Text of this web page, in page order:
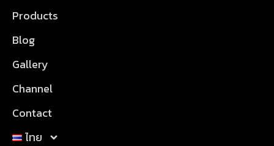
Products
Blog
Gallery
Channel
Contact
ไทย